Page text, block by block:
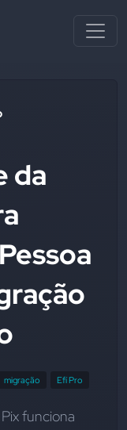
da
migração Efí Pro
funciona